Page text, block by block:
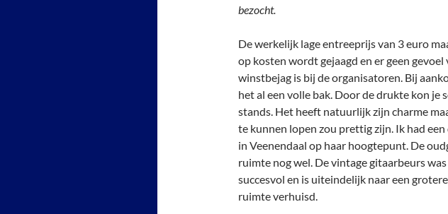
bezocht.
De werkelijk lage entreeprijs van 3 euro
op kosten wordt gejaagd en er geen gevoel
winstbejag is bij de organisatoren. Bij
het al een volle bak. Door de drukte kon je
stands. Het heeft natuurlijk zijn charme
te kunnen lopen zou prettig zijn. Ik had
in Veenendaal op haar hoogtepunt. De
ruimte nog wel. De vintage gitaarbeurs was
succesvol en is uiteindelijk naar een
ruimte verhuisd.